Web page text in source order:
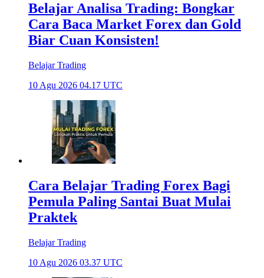
Belajar Analisa Trading: Bongkar
Cara Baca Market Forex dan Gold
Biar Cuan Konsisten!
Belajar Trading
10 Agu 2026 04.17 UTC
Cara Belajar Trading Forex Bagi
Pemula Paling Santai Buat Mulai
Praktek
Belajar Trading
10 Agu 2026 03.37 UTC